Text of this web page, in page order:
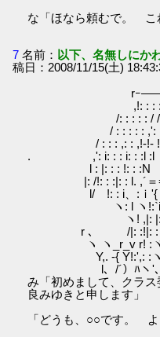
な「ほなら頼むで。 こ
7 名前： 以下、名無しにか
稿日：2008/11/15(土)
r-
rｰ―― !: : `´
,!: : : : : : :!: i : i
/: : : : : / /|: | : l:!
/ : : : : : ,': ,' .! l: :
/ : : : ,: : ,!-!‐ !,ｌ:
. ,': i: : : i: : :l :l lﾉ
l : |: : : !: : :N ＿
|: /!: : :|: : l. ,´＝=
l/ !: : i、:ｉ'{ ''''
ヽ: l ヽ!:`iｰ‐‐'
ヽ! ,|: |:i`'ｰ-
r ､ /|: :!|: : |, '^'
ヽ ヽ_r_v r! :
Y,. -{ Y!:',: :ヽ
l、/´）ﾊヽ'､ :ヽ:.
み「初めまして、クラ
良みゆきと申します」
「どうも、○○です。 よ